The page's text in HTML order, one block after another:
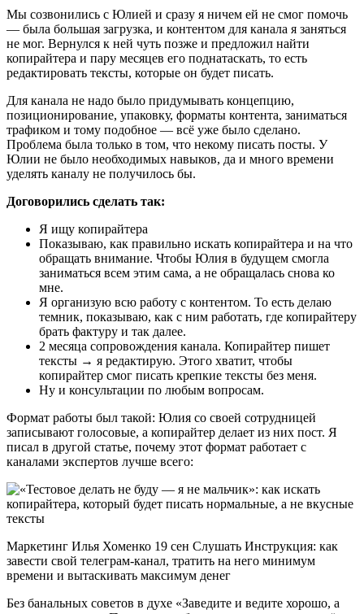
Мы созвонились с Юлией и сразу я ничем ей не смог помочь
— была большая загрузка, и контентом для канала я заняться
не мог. Вернулся к ней чуть позже и предложил найти
копирайтера и пару месяцев его поднатаскать, то есть
редактировать тексты, которые он будет писать.
Для канала не надо было придумывать концепцию,
позиционирование, упаковку, форматы контента, заниматься
трафиком и тому подобное — всё уже было сделано.
Проблема была только в том, что некому писать посты. У
Юлии не было необходимых навыков, да и много времени
уделять каналу не получилось бы.
Договорились сделать так:
Я ищу копирайтера
Показываю, как правильно искать копирайтера и на что
обращать внимание. Чтобы Юлия в будущем смогла
заниматься всем этим сама, а не обращалась снова ко
мне.
Я организую всю работу с контентом. То есть делаю
темник, показываю, как с ним работать, где копирайтеру
брать фактуру и так далее.
2 месяца сопровождения канала. Копирайтер пишет
тексты → я редактирую. Этого хватит, чтобы
копирайтер смог писать крепкие тексты без меня.
Ну и консультации по любым вопросам.
Формат работы был такой: Юлия со своей сотрудницей
записывают голосовые, а копирайтер делает из них пост. Я
писал в другой статье, почему этот формат работает с
каналами экспертов лучше всего:
Маркетинг Илья Хоменко 19 сен Слушать Инструкция: как
завести свой телеграм-канал, тратить на него минимум
времени и вытаскивать максимум денег
Без банальных советов в духе «Заведите и ведите хорошо, а